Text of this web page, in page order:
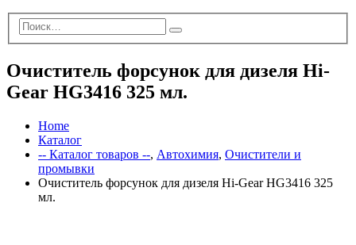
Очиститель форсунок для дизеля Hi-
Gear HG3416 325 мл.
Home
Каталог
-- Каталог товаров --, Автохимия, Очистители и
промывки
Очиститель форсунок для дизеля Hi-Gear HG3416 325
мл.